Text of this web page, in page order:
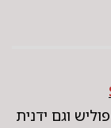
וגם ידנית